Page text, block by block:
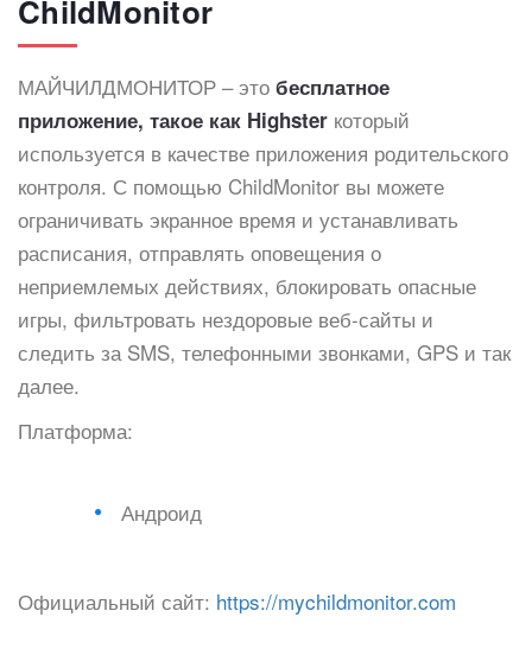
ChildMonitor
МАЙЧИЛДМОНИТОР – это бесплатное
приложение, такое как Highster который
используется в качестве приложения родительского
контроля. С помощью ChildMonitor вы можете
ограничивать экранное время и устанавливать
расписания, отправлять оповещения о
неприемлемых действиях, блокировать опасные
игры, фильтровать нездоровые веб-сайты и
следить за SMS, телефонными звонками, GPS и так
далее.
Платформа:
Андроид
Официальный сайт: https://mychildmonitor.com